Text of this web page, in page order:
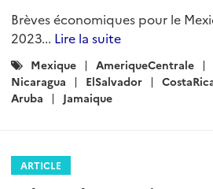
Brèves économiques pour le
2023... Lire la suite
Catégories
:
Mexique AmeriqueCentrale
Nicaragua
ElSalvador
Aruba
Jamaique
ARTICLE